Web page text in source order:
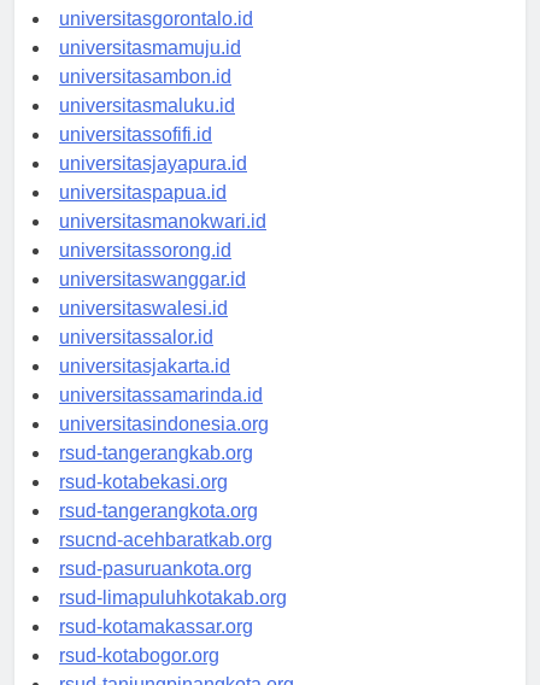
universitaskendari.id
universitasgorontalo.id
universitasmamuju.id
universitasambon.id
universitasmaluku.id
universitassofifi.id
universitasjayapura.id
universitaspapua.id
universitasmanokwari.id
universitassorong.id
universitaswanggar.id
universitaswalesi.id
universitassalor.id
universitasjakarta.id
universitassamarinda.id
universitasindonesia.org
rsud-tangerangkab.org
rsud-kotabekasi.org
rsud-tangerangkota.org
rsucnd-acehbaratkab.org
rsud-pasuruankota.org
rsud-limapuluhkotakab.org
rsud-kotamakassar.org
rsud-kotabogor.org